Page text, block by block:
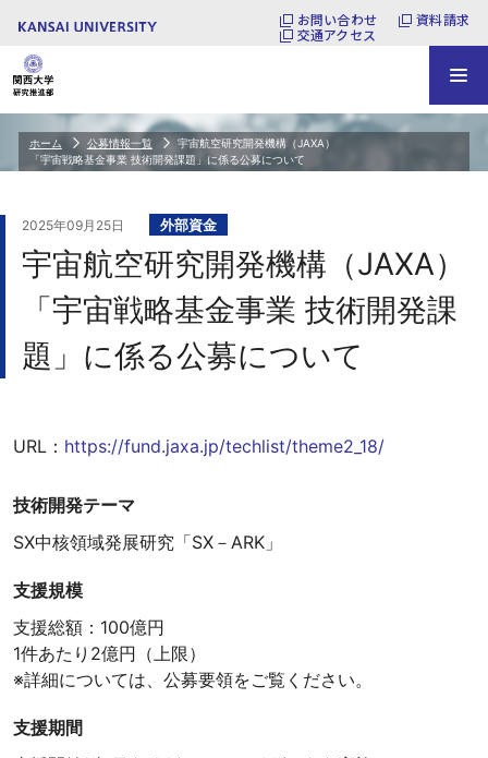
お問い合わせ
資料請求
交通アクセス
ホーム 公募情報一覧
宇宙航空研究開発機構（JAXA）
「宇宙戦略基金事業 技術開発課題」に係る公募について
2025年09月25日 外部資金
宇宙航空研究開発機構（JAXA）
「宇宙戦略基金事業 技術開発課
題」に係る公募について
URL： https://fund.jaxa.jp/techlist/theme2_18/
技術開発テーマ
SX中核領域発展研究「SX－ARK」
支援規模
支援総額：100億円
1件あたり2億円（上限）
※詳細については、公募要領をご覧ください。
支援期間